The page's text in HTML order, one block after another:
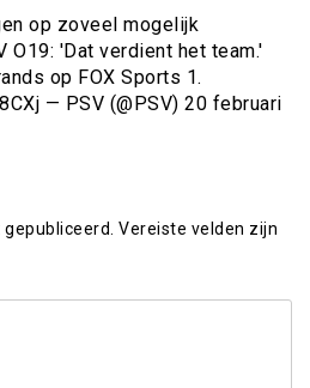
op zoveel mogelijk
O19: 'Dat verdient het team.'
op FOX Sports 1.
— PSV (@PSV) 20 februari
Vereiste velden zijn